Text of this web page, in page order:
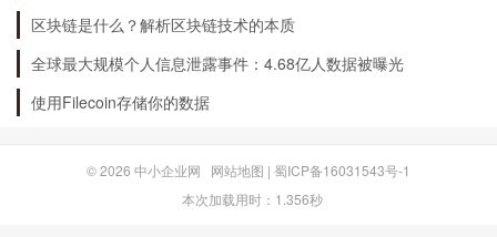
区块链是什么？解析区块链技术的本质
全球最大规模个人信息泄露事件：4.68亿人数据被曝光
使用Filecoin存储你的数据
© 2026 中小企业网 网站地图 | 蜀ICP备16031543号-1
本次加载用时：1.356秒